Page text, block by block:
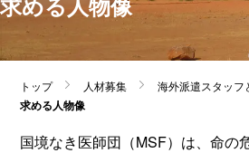
トップ 人材募集 海外派遣スタッフ
求める人物像
国境なき医師団（MSF）は、命の